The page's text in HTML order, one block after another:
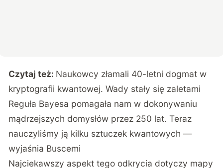
Czytaj też: Naukowcy złamali 40-letni dogmat w
kryptografii kwantowej. Wady stały się zaletami
Reguła Bayesa pomagała nam w dokonywaniu
mądrzejszych domysłów przez 250 lat. Teraz
nauczyliśmy ją kilku sztuczek kwantowych —
wyjaśnia Buscemi
Najciekawszy aspekt tego odkrycia dotyczy mapy